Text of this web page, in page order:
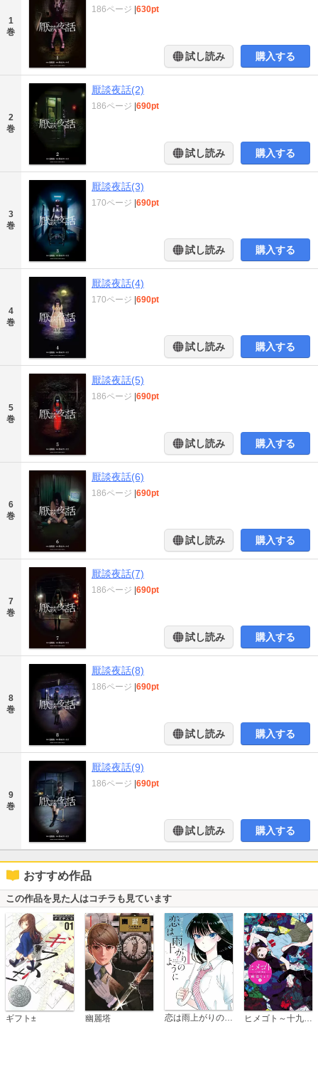
1
巻
186ページ 630pt
試し読み 購入する
2
巻
厭談夜話(2)
186ページ 690pt
試し読み 購入する
3
巻
厭談夜話(3)
170ページ 690pt
試し読み 購入する
4
巻
厭談夜話(4)
170ページ 690pt
試し読み 購入する
5
巻
厭談夜話(5)
186ページ 690pt
試し読み 購入する
6
巻
厭談夜話(6)
186ページ 690pt
試し読み 購入する
7
巻
厭談夜話(7)
186ページ 690pt
試し読み 購入する
8
巻
厭談夜話(8)
186ページ 690pt
試し読み 購入する
9
巻
厭談夜話(9)
186ページ 690pt
試し読み 購入する
おすすめ作品
この作品を見た人はコチラも見ています
ギフト± 幽麗塔 恋は雨上がりのように